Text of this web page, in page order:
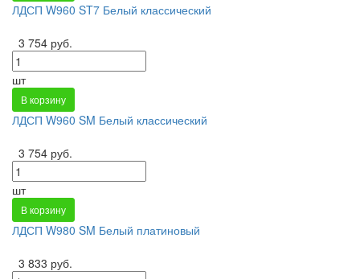
ЛДСП W960 ST7 Белый классический
3 754 руб.
шт
В корзину
ЛДСП W960 SM Белый классический
3 754 руб.
шт
В корзину
ЛДСП W980 SM Белый платиновый
3 833 руб.